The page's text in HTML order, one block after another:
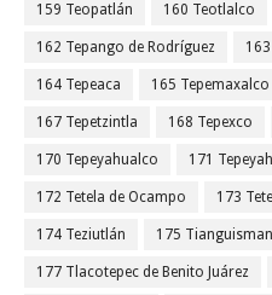
159 Teopatlán 160 Teotlalco
162 Tepango de Rodríguez
164 Tepeaca 165 Tepemaxalco
167 Tepetzintla 168 Tepexco
170 Tepeyahualco 171
172 Tetela de Ocampo 173
174 Teziutlán 175
177 Tlacotepec de Benito Juárez